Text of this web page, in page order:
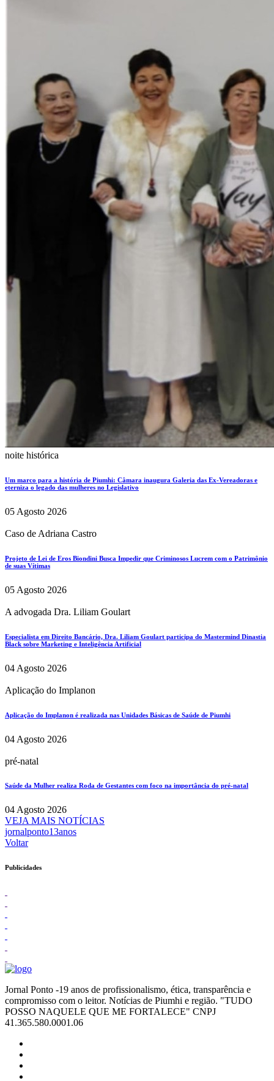
noite histórica
Um marco para a história de Piumhi: Câmara inaugura Galeria das Ex-Vereadoras e
eterniza o legado das mulheres no Legislativo
05 Agosto 2026
Caso de Adriana Castro
Projeto de Lei de Eros Biondini Busca Impedir que Criminosos Lucrem com o Patrimônio
de suas Vítimas
05 Agosto 2026
A advogada Dra. Liliam Goulart
Especialista em Direito Bancário, Dra. Liliam Goulart participa do Mastermind Dinastia
Black sobre Marketing e Inteligência Artificial
04 Agosto 2026
Aplicação do Implanon
Aplicação do Implanon é realizada nas Unidades Básicas de Saúde de Piumhi
04 Agosto 2026
pré-natal
Saúde da Mulher realiza Roda de Gestantes com foco na importância do pré-natal
04 Agosto 2026
VEJA MAIS NOTÍCIAS
jornalponto13anos
Voltar
Publicidades
Jornal Ponto -19 anos de profissionalismo, ética, transparência e
compromisso com o leitor. Notícias de Piumhi e região. "TUDO
POSSO NAQUELE QUE ME FORTALECE" CNPJ
41.365.580.0001.06